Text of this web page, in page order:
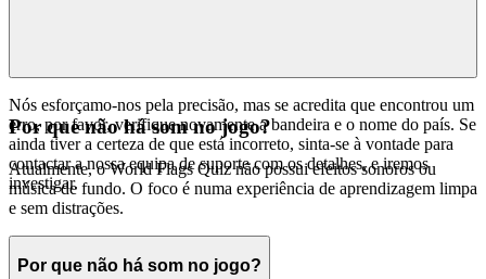
Nós esforçamo-nos pela precisão, mas se acredita que encontrou um
erro, por favor, verifique novamente a bandeira e o nome do país. Se
ainda tiver a certeza de que está incorreto, sinta-se à vontade para
contactar a nossa equipa de suporte com os detalhes, e iremos
investigar.
Por que não há som no jogo?
Atualmente, o World Flags Quiz não possui efeitos sonoros ou
música de fundo. O foco é numa experiência de aprendizagem limpa
e sem distrações.
Por que não há som no jogo?